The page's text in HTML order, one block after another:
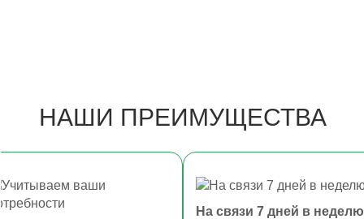
НАШИ ПРЕИМУЩЕСТВА
На связи 7 дней в неделю